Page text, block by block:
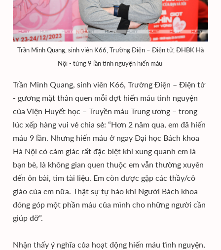
Trần Minh Quang, sinh viên K66, Trường Điện – Điện tử, ĐHBK Hà
Nội - từng 9 lần tình nguyện hiến máu
Trần Minh Quang, sinh viên K66, Trường Điện – Điện tử
- gương mặt thân quen mỗi đợt hiến máu tình nguyện
của Viện Huyết học – Truyền máu Trung ương – trong
lúc xếp hàng vui vẻ chia sẻ: “Hơn 2 năm qua, em đã hiến
máu 9 lần. Nhưng hiến máu ở ngay Đại học Bách khoa
Hà Nội có cảm giác rất đặc biệt khi xung quanh em là
bạn bè, là không gian quen thuộc em vẫn thường xuyên
đến ôn bài, tìm tài liệu. Em còn được gặp các thầy/cô
giáo của em nữa. Thật sự tự hào khi Người Bách khoa
đóng góp một phần máu của mình cho những người cần
giúp đỡ”.
Nhận thấy ý nghĩa của hoạt động hiến máu tình nguyện,